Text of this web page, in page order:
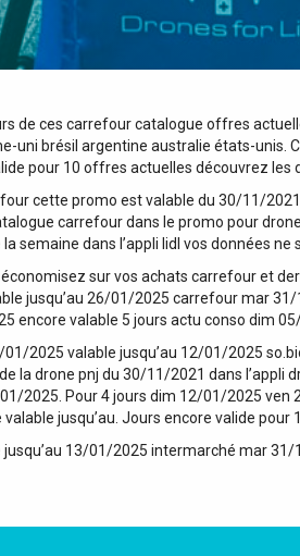
de ces carrefour catalogue offres
uni brésil argentine australie états-
pour 10 offres actuelles découvrez
cette promo est valable du 30/11/
carrefour dans le promo pour
la semaine dans l’appli lidl vos données ne
sur vos achats carrefour et
jusqu’au 26/01/2025 carrefour mar
encore valable 5 jours actu conso dim
2025 valable jusqu’au 12/01/2025
la drone pnj du 30/11/2021 dans
2025. Pour 4 jours dim 12/01/2025
jusqu’au. Jours encore valide pour
13/01/2025 intermarché mar